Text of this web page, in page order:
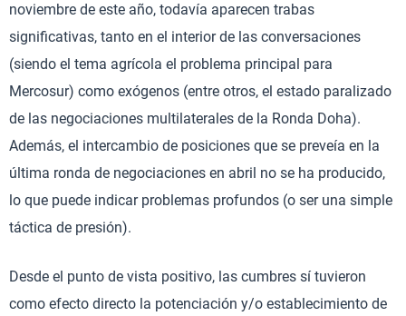
noviembre de este año, todavía aparecen trabas
significativas, tanto en el interior de las conversaciones
(siendo el tema agrícola el problema principal para
Mercosur) como exógenos (entre otros, el estado paralizado
de las negociaciones multilaterales de la Ronda Doha).
Además, el intercambio de posiciones que se preveía en la
última ronda de negociaciones en abril no se ha producido,
lo que puede indicar problemas profundos (o ser una simple
táctica de presión).
Desde el punto de vista positivo, las cumbres sí tuvieron
como efecto directo la potenciación y/o establecimiento de